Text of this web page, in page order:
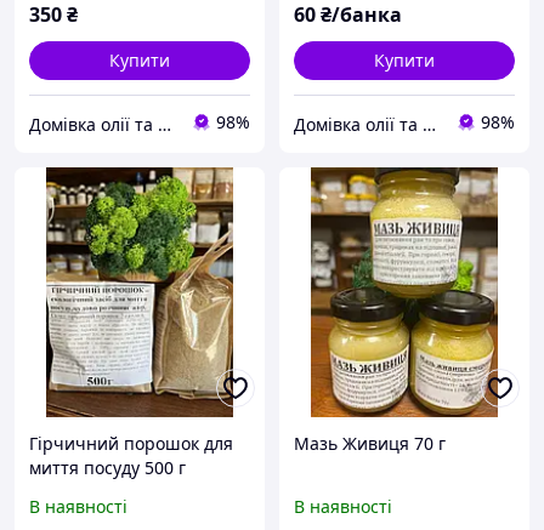
350₴
Купити
Домівка олії та меду 98%
60₴/банка
Купити
Домівка олії та меду 98%
Гірчичний порошок для
миття посуду 500 г
В наявності
Мазь Живиця 70 г
В наявності